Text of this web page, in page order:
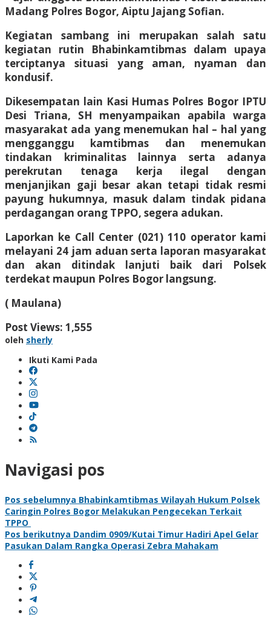
Madang Polres Bogor, Aiptu Jajang Sofian.
Kegiatan sambang ini merupakan salah satu
kegiatan rutin Bhabinkamtibmas dalam upaya
terciptanya situasi yang aman, nyaman dan
kondusif.
Dikesempatan lain Kasi Humas Polres Bogor IPTU
Desi Triana, SH menyampaikan apabila warga
masyarakat ada yang menemukan hal – hal yang
mengganggu kamtibmas dan menemukan
tindakan kriminalitas lainnya serta adanya
perekrutan tenaga kerja ilegal dengan
menjanjikan gaji besar akan tetapi tidak resmi
payung hukumnya, masuk dalam tindak pidana
perdagangan orang TPPO, segera adukan.
Laporkan ke Call Center (021) 110 operator kami
melayani 24 jam aduan serta laporan masyarakat
dan akan ditindak lanjuti baik dari Polsek
terdekat maupun Polres Bogor langsung.
( Maulana)
Post Views: 1,555
oleh sherly
Ikuti Kami Pada
Navigasi pos
Pos sebelumnya Bhabinkamtibmas Wilayah Hukum Polsek
Caringin Polres Bogor Melakukan Pengecekan Terkait
TPPO
Pos berikutnya Dandim 0909/Kutai Timur Hadiri Apel Gelar
Pasukan Dalam Rangka Operasi Zebra Mahakam